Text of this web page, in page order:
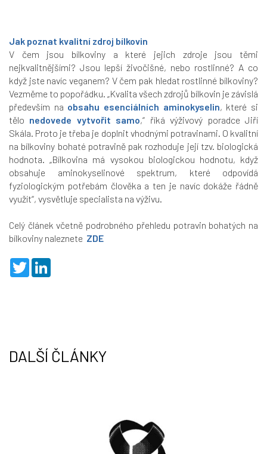
Jak poznat kvalitní zdroj bílkovin
V čem jsou bílkoviny a které jejich zdroje jsou těmi
nejkvalitnějšími? Jsou lepší živočišné, nebo rostlinné? A co
když jste navíc veganem? V čem pak hledat rostlinné bílkoviny?
Vezměme to popořádku. „Kvalita všech zdrojů bílkovin je závislá
především na obsahu esenciálních aminokyselin, které si
tělo nedovede vytvořit samo,“ říká výživový poradce Jiří
Skála. Proto je třeba je doplnit vhodnými potravinami. O kvalitní
na bílkoviny bohaté potravině pak rozhoduje její tzv. biologická
hodnota.„Bílkovina má vysokou biologickou hodnotu, když
obsahuje aminokyselinové spektrum, které odpovídá
fyziologickým potřebám člověka a ten je navíc dokáže řádně
využít“, vysvětluje specialista na výživu.
Celý článek včetně podrobného přehledu potravin bohatých na
bílkoviny naleznete ZDE
T
w
DALŠÍ ČLÁNKY